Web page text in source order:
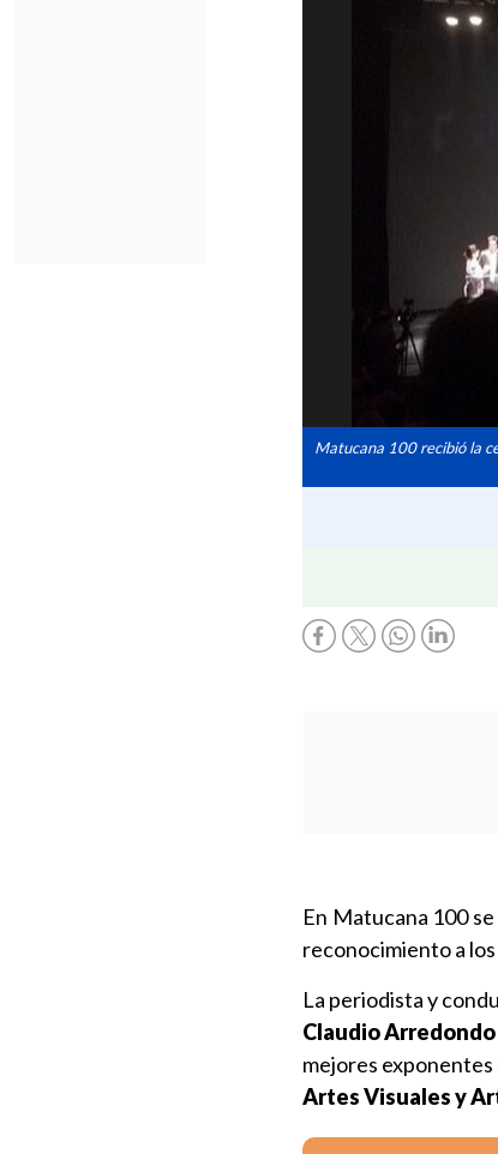
Matucana 100 recibió la
En Matucana 100
reconocimiento a
La periodista y
Claudio Arredondo
mejores exponentes
Artes Visuales y